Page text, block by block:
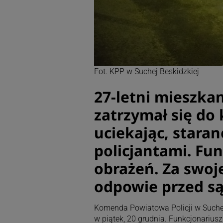
Fot. KPP w Suchej Beskidzkiej
27-letni
zatrzymał się
uciekając,
policjantami.
obrażeń. Za
odpowie przed
Komenda Powiatowa Policji w
w piątek, 20 grudnia.